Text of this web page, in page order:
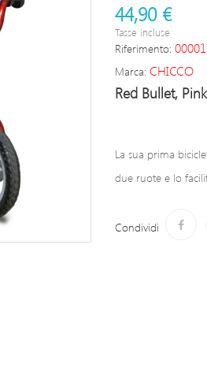
44,90 €
Tasse incluse
Riferimento:
Marca: CHICCO
Red Bullet,
La sua prima
due ruote e lo
Condividi